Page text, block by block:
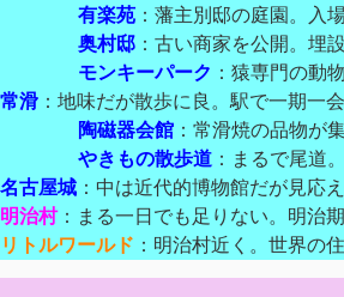
有楽苑 ：藩主別邸の庭園。入
奥村邸 ：古い商家を公開。埋
モンキーパーク ：猿専門の動
常滑 ：地味だが散歩に良。駅で一期一
陶磁器会館 ：常滑焼の品物が
やきもの散歩道 ：まるで尾道
名古屋城 ：中は近代的博物館だが見応え
明治村：まる一日でも足りない。明治
リトルワールド ：明治村近く。世界の